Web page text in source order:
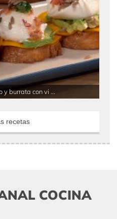
y burrata con vi ...
recetas
COCINA